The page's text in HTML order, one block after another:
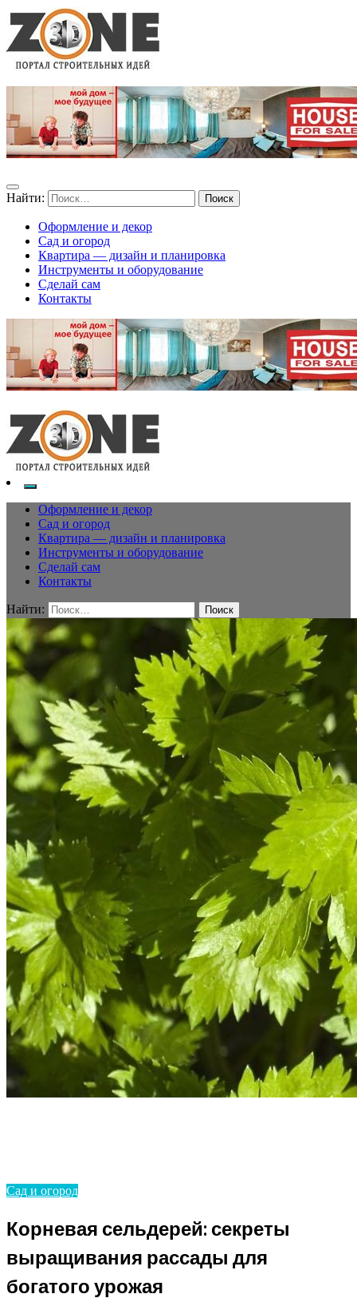
Найти:
Оформление и декор
Сад и огород
Квартира — дизайн и планировка
Инструменты и оборудование
Сделай сам
Контакты
Оформление и декор
Сад и огород
Квартира — дизайн и планировка
Инструменты и оборудование
Сделай сам
Контакты
Найти:
Сад и огород
Корневая сельдерей: секреты
выращивания рассады для
богатого урожая